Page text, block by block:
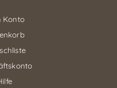
Konto